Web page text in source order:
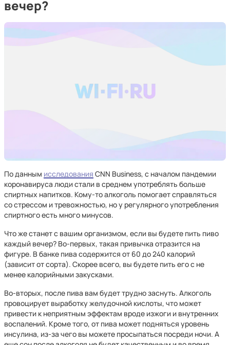
вечер?
По данным исследования CNN Business, с началом пандемии
коронавируса люди стали в среднем употреблять больше
спиртных напитков. Кому-то алкоголь помогает справляться
со стрессом и тревожностью, но у регулярного употребления
спиртного есть много минусов.
Что же станет с вашим организмом, если вы будете пить пиво
каждый вечер? Во-первых, такая привычка отразится на
фигуре. В банке пива содержится от 60 до 240 калорий
(зависит от сорта). Скорее всего, вы будете пить его с не
менее калорийными закусками.
Во-вторых, после пива вам будет трудно заснуть. Алкоголь
провоцирует выработку желудочной кислоты, что может
привести к неприятным эффектам вроде изжоги и внутренних
воспалений. Кроме того, от пива может подняться уровень
инсулина, из-за чего вы можете просыпаться посреди ночи. А